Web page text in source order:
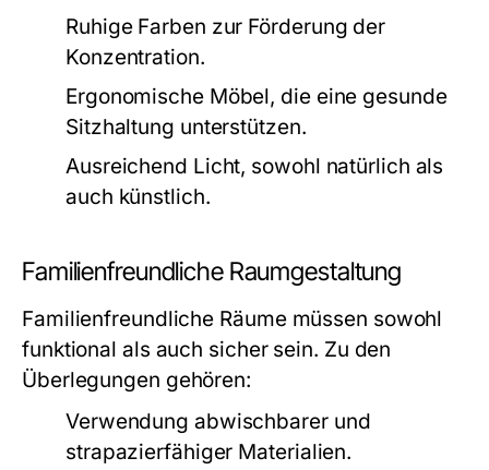
Ruhige Farben zur Förderung der
Konzentration.
Ergonomische Möbel, die eine gesunde
Sitzhaltung unterstützen.
Ausreichend Licht, sowohl natürlich als
auch künstlich.
Familienfreundliche Raumgestaltung
Familienfreundliche Räume müssen sowohl
funktional als auch sicher sein. Zu den
Überlegungen gehören:
Verwendung abwischbarer und
strapazierfähiger Materialien.